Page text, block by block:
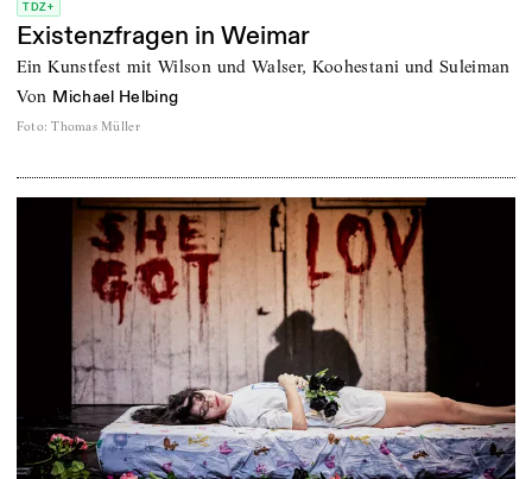
TDZ+
Existenzfragen in Weimar
Ein Kunstfest mit Wilson und Walser, Koohestani und Suleiman
von Michael Helbing
Foto: Thomas Müller